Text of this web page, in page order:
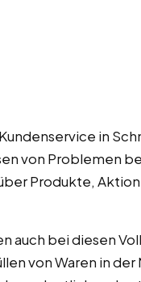
in
von Problemen
Produkte,
auch bei diesen
von Waren in der